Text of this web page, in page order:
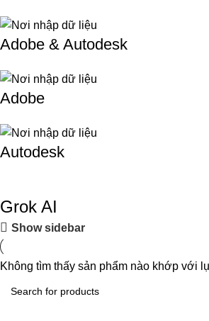
Adobe & Autodesk
Adobe
Autodesk
Grok AI
Show sidebar
Không tìm thấy sản phẩm nào khớp với